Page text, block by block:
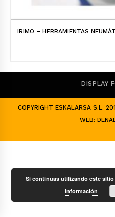
IRIMO – HERRAMIENTAS
DISPLAY
COPYRIGHT ESKALARSA S.L.
WEB:
Si continuas utilizando este
información